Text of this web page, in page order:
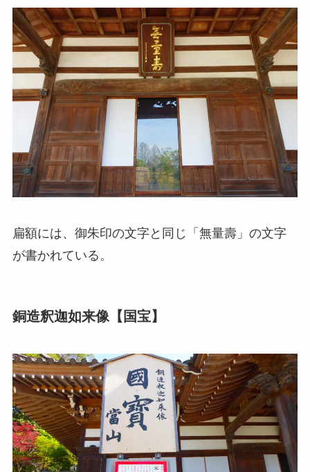
扁額には、御朱印の文字と同じ「無量壽」の文字
が書かれている。
銅造釈迦如来像【国宝】